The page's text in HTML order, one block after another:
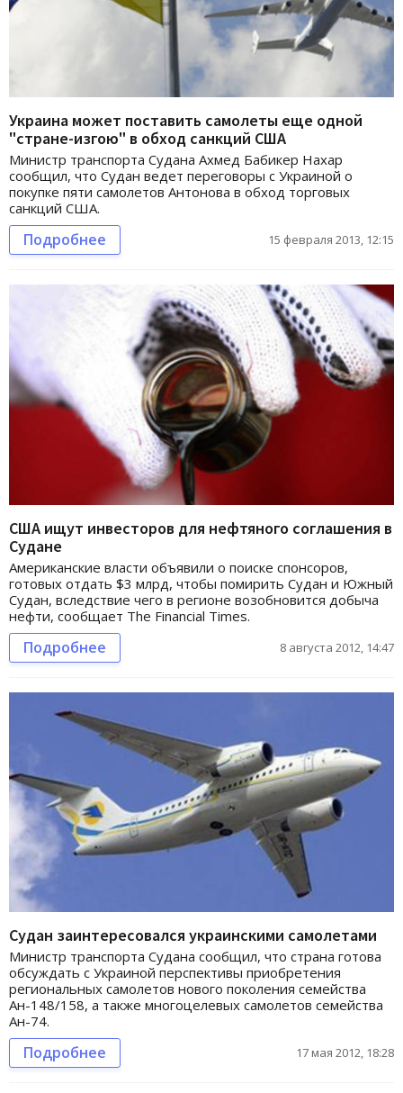
Украина может поставить самолеты еще одной
"стране-изгою" в обход санкций США
Министр транспорта Судана Ахмед Бабикер Нахар
сообщил, что Судан ведет переговоры с Украиной о
покупке пяти самолетов Антонова в обход торговых
санкций США.
Подробнее 15 февраля 2013, 12:15
США ищут инвесторов для нефтяного соглашения в
Судане
Американские власти объявили о поиске спонсоров,
готовых отдать $3 млрд, чтобы помирить Судан и Южный
Судан, вследствие чего в регионе возобновится добыча
нефти, сообщает The Financial Times.
Подробнее 8 августа 2012, 14:47
Судан заинтересовался украинскими самолетами
Министр транспорта Судана сообщил, что страна готова
обсуждать с Украиной перспективы приобретения
региональных самолетов нового поколения семейства
Ан-148/158, а также многоцелевых самолетов семейства
Ан-74.
Подробнее 17 мая 2012, 18:28